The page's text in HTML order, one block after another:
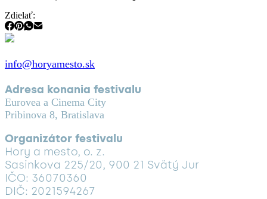
Zdielať:
info@horyamesto.sk
Adresa konania festivalu
Eurovea a Cinema City
Pribinova 8, Bratislava
Organizátor festivalu
Hory a mesto, o. z.
Sasinkova 225/20, 900 21 Svätý Jur
IČO: 36070360
DIČ: 2021594267